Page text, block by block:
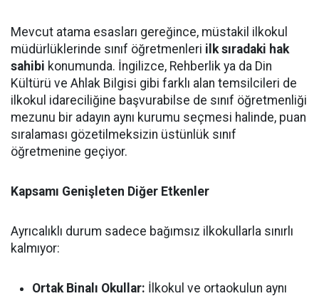
Mevcut atama esasları gereğince, müstakil ilkokul
müdürlüklerinde sınıf öğretmenleri ilk sıradaki hak
sahibi konumunda. İngilizce, Rehberlik ya da Din
Kültürü ve Ahlak Bilgisi gibi farklı alan temsilcileri de
ilkokul idareciliğine başvurabilse de sınıf öğretmenliği
mezunu bir adayın aynı kurumu seçmesi halinde, puan
sıralaması gözetilmeksizin üstünlük sınıf
öğretmenine geçiyor.
Kapsamı Genişleten Diğer Etkenler
Ayrıcalıklı durum sadece bağımsız ilkokullarla sınırlı
kalmıyor:
Ortak Binalı Okullar: İlkokul ve ortaokulun aynı